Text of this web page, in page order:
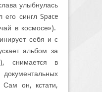
улыбнулась
сингл Space
в космосе»).
себя и с
альбом за
снимается в
он, кстати,